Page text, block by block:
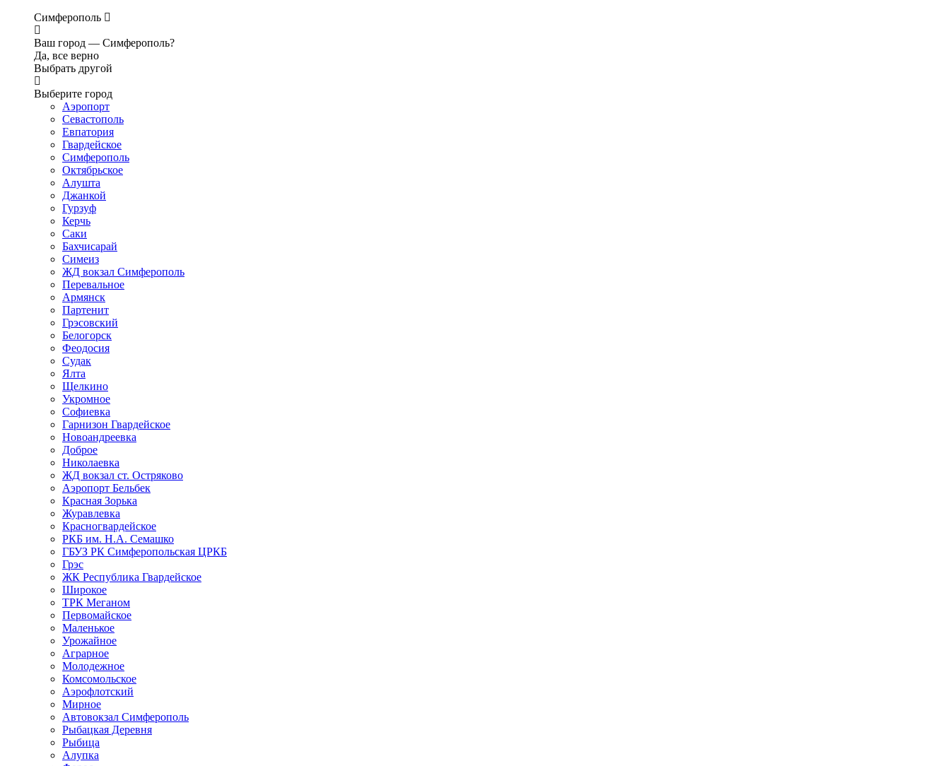
Симферополь
Ваш город — Симферополь?
Да, все верно
Выбрать другой
Выберите город
Аэропорт
Севастополь
Евпатория
Гвардейское
Симферополь
Октябрьское
Алушта
Джанкой
Гурзуф
Керчь
Саки
Бахчисарай
Симеиз
ЖД вокзал Симферополь
Перевальное
Армянск
Партенит
Грэсовский
Белогорск
Феодосия
Судак
Ялта
Щелкино
Укромное
Софиевка
Гарнизон Гвардейское
Новоандреевка
Доброе
Николаевка
ЖД вокзал ст. Остряково
Аэропорт Бельбек
Красная Зорька
Журавлевка
Красногвардейское
РКБ им. Н.А. Семашко
ГБУЗ РК Симферопольская ЦРКБ
Грэс
ЖК Республика Гвардейское
Широкое
ТРК Меганом
Первомайское
Маленькое
Урожайное
Аграрное
Молодежное
Комсомольское
Аэрофлотский
Мирное
Автовокзал Симферополь
Рыбацкая Деревня
Рыбица
Алупка